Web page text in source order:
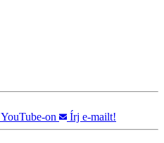
YouTube-on Írj e-mailt!